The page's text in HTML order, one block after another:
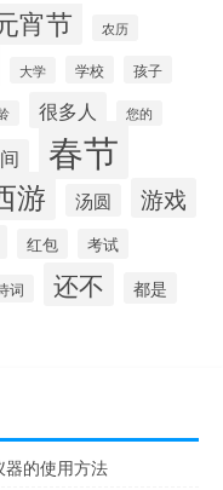
宵节 农历
大学 学校 孩子
很多人 您的
春节
游 汤圆 游戏
红包 考试
词 还不 都是
的使用方法